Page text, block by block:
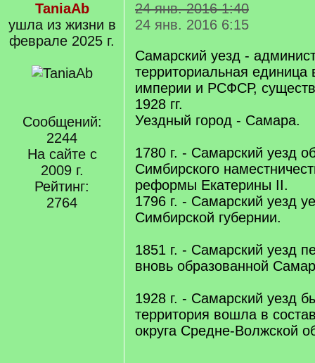
TaniaAb
ушла из жизни в
феврале 2025 г.
Сообщений:
2244
На сайте с
2009 г.
Рейтинг:
2764
24 янв. 2016 1:40
24 янв. 2016 6:15
Самарский уезд -
территориальная единица
империи и РСФСР,
1928 гг.
Уездный город - Самара.
1780 г. - Самарский уезд
Симбирского
реформы Екатерины II.
1796 г. - Самарский уезд
Симбирской губернии.
1851 г. - Самарский уезд
вновь образованной
1928 г. - Самарский уезд
территория вошла в
округа Средне-Волжской